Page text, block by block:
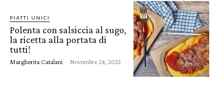
PIATTI UNICI
Polenta con salsiccia al sugo,
la ricetta alla portata di
tutti!
Margherita Catalani - Novembre 24, 2022